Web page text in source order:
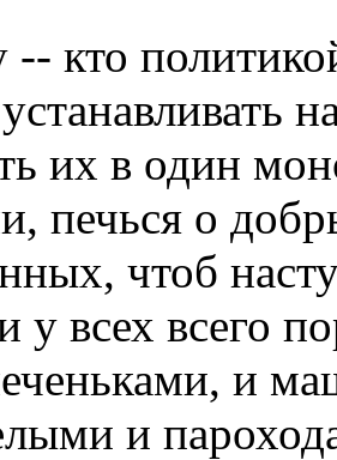
-- кто
их в один
печься о
чтоб
у всех всего
и
и